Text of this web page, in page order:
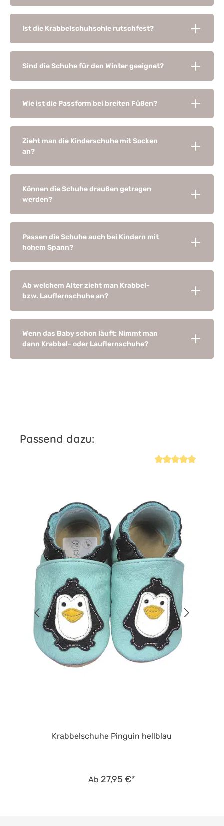
Ist die Krabbelschuhsohle rutschfest?
Sind die Schuhe für den Winter geeignet?
Wie ist die Passform bei breiten Füßen?
Zieht man die Kinderschuhe mit Socken
an?
Können die Schuhe draußen getragen
werden?
Passen die Schuhe auch bei Kindern mit
hohem Spann?
Ab welchem Alter zieht man Krabbel-
bzw. Lauflernschuhe an?
Wenn das Baby schon läuft: Nimmt man
dann Krabbel- oder Lauflernschuhe?
Produktgalerie überspringen
Passend dazu:
Krabbelschuhe Pinguin hellblau
Ab 27,95 €*